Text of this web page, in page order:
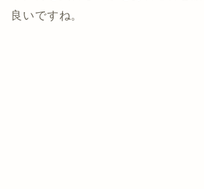
良いですね。